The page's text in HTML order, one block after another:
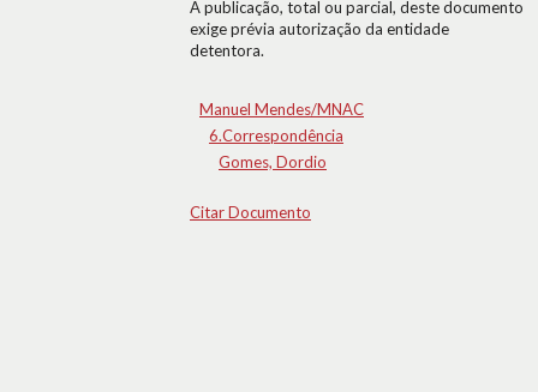
A publicação, total ou parcial, deste documento
exige prévia autorização da entidade
detentora.
Manuel Mendes/MNAC
6.Correspondência
Gomes, Dordio
Citar Documento